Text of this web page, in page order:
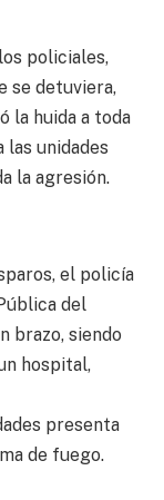
policiales,
se detuviera,
la huida a toda
unidades
la agresión.
el policía
del
brazo, siendo
hospital,
presenta
de fuego.